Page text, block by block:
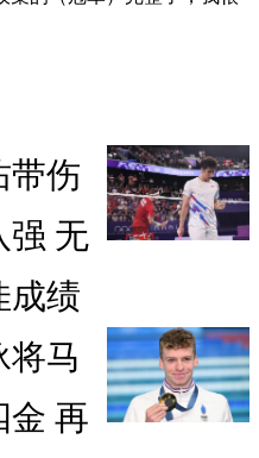
带伤
强 无
成绩
将马
金 再